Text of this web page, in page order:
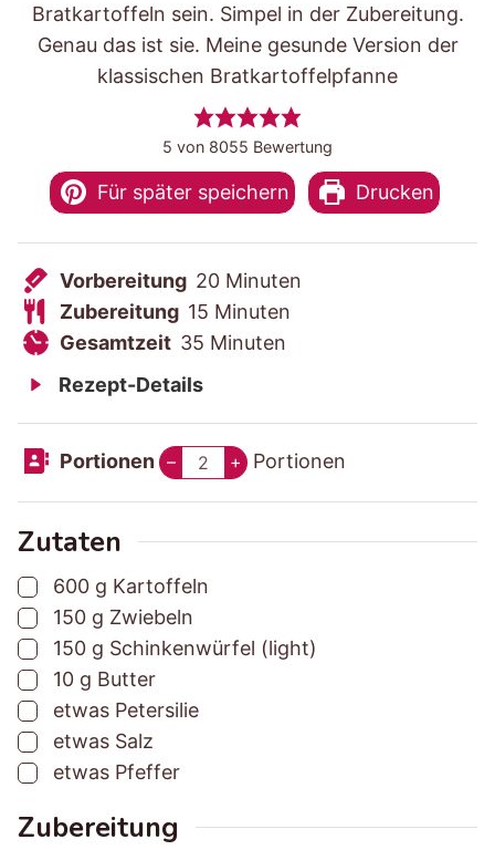
Bratkartoffeln sein. Simpel in der Zubereitung.
Genau das ist sie. Meine gesunde Version der
klassischen Bratkartoffelpfanne
5 von 8055 Bewertung
Für später speichern Drucken
V
o
r
b
e
i
u
n
g
s
z
e
i
t
Vorbereitung 20M
i
n
Minuten
Z
u
b
e
i
u
n
g
s
z
e
i
t
Zubereitung 15M
i
e
n
Minuten
G
e
m
t
e
i
t
Gesamtzeit 35M
t
e
Minuten
Rezept-Details
Portionen – + Portionen
Zutaten
▢
600 g Kartoffeln
▢
150 g Zwiebeln
▢
150 g Schinkenwürfel (light)
▢
10 g Butter
▢
etwas Petersilie
▢
etwas Salz
▢
etwas Pfeffer
Zubereitung